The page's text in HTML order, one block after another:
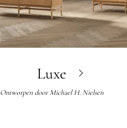
Luxe
Ontworpen door Michael H. Nielsen